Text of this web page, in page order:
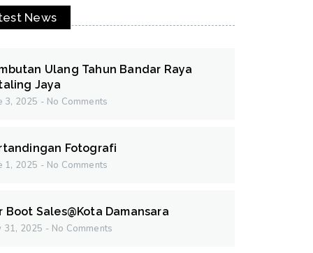
News
Ulang Tahun Bandar Raya
Jaya
3, 2025 No Comments
Fotografi
1, 2025 No Comments
Boot Sales@Kota Damansara
31, 2025 No Comments